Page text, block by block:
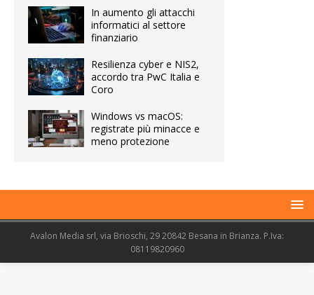
In aumento gli attacchi
informatici al settore
finanziario
Resilienza cyber e NIS2,
accordo tra PwC Italia e
Coro
Windows vs macOS:
registrate più minacce e
meno protezione
Avalon Media srl, via Brioschi, 29 20842 Besana in Brianza. P.Iva:
08119820960